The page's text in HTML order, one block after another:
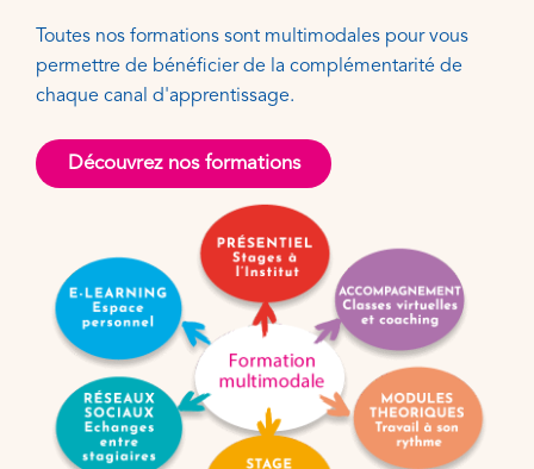
Toutes nos formations sont multimodales pour vous
permettre de bénéficier de la complémentarité de
chaque canal d'apprentissage.
Découvrez nos formations